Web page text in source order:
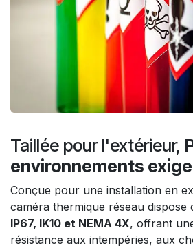
Taillée pour l'extérieur,
environnements
Conçue pour une installation en
caméra thermique réseau dispose
IP67, IK10 et NEMA 4X, offrant
résistance aux intempéries, aux